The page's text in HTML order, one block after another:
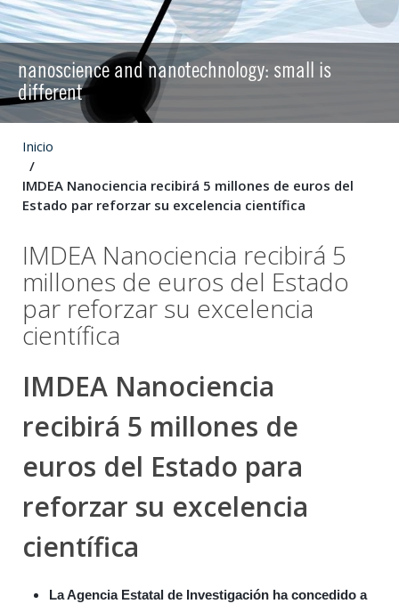
nanoscience and nanotechnology: small is
different
Inicio
IMDEA Nanociencia recibirá 5 millones de euros del
Estado par reforzar su excelencia científica
IMDEA Nanociencia recibirá 5
millones de euros del Estado
par reforzar su excelencia
científica
IMDEA Nanociencia
recibirá 5 millones de
euros del Estado para
reforzar su excelencia
científica
La Agencia Estatal de Investigación ha concedido a